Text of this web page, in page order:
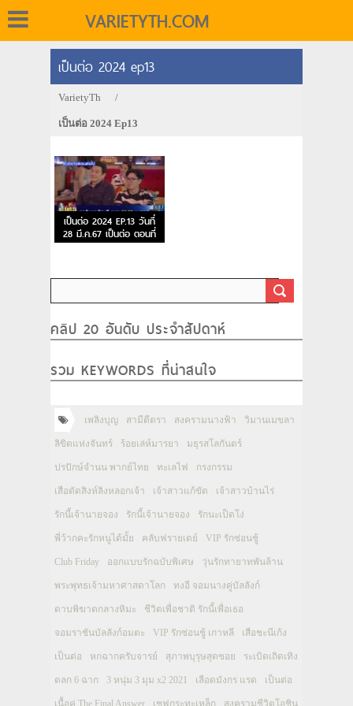
VARIETYTH.COM
เป็นต่อ 2024 ep13
VarietyTh /
เป็นต่อ 2024 Ep13
เป็นต่อ 2024 EP.13 วันที่
28 มี.ค.67 เป็นต่อ ตอนที่
13
คลิป 20 อันดับ ประจำสัปดาห์
รวม KEYWORDS ที่น่าสนใจ
เพลิงบุญ สามีตีตรา สงครามนางฟ้า วิมานเมขลา
ลิขิตแห่งจันทร์ ร้อยเล่ห์มารยา มธุรสโลกันตร์
ปรปักษ์จำนน พากย์ไทย ทะเลไฟ กรงกรรม
เสือตัดสิงห์ลิงหลอกเจ้า เจ้าสาวแก้ขัด เจ้าสาวบ้านไร่
รักนี้เจ้านายจอง รักนี้เจ้านายจอง รักนะเป็ดโง่
พี่ว้ากคะรักหนูได้มั้ย คลับฟรายเดย์ VIP รักซ่อนชู้
Club Friday ออกแบบรักฉบับพิเศษ วุ่นรักทายาทพันล้าน
พระพุทธเจ้ามหาศาสดาโลก ทงอี จอมนางคู่บัลลังก์
ดาบพิฆาตกลางหิมะ ชีวิตเพื่อชาติ รักนี้เพื่อเธอ
จอมราชันบัลลังก์อมตะ VIP รักซ่อนชู้ เกาหลี เสือชะนีเก้ง
เป็นต่อ หกฉากครับจารย์ สุภาพบุรุษสุดซอย ระเบิดเถิดเทิง
ตลก 6 ฉาก 3 หนุ่ม 3 มุม x2 2021 เลือดมังกร แรด เป็นต่อ
เนื้อคู่ The Final Answer เชฟกระทะเหล็ก สงครามชีวิตโอชิน